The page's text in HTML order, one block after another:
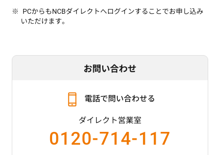
PCからもNCBダイレクトへログインすることでお申し込み
いただけます。
お問い合わせ
電話で問い合わせる
ダイレクト営業室
0120-714-117